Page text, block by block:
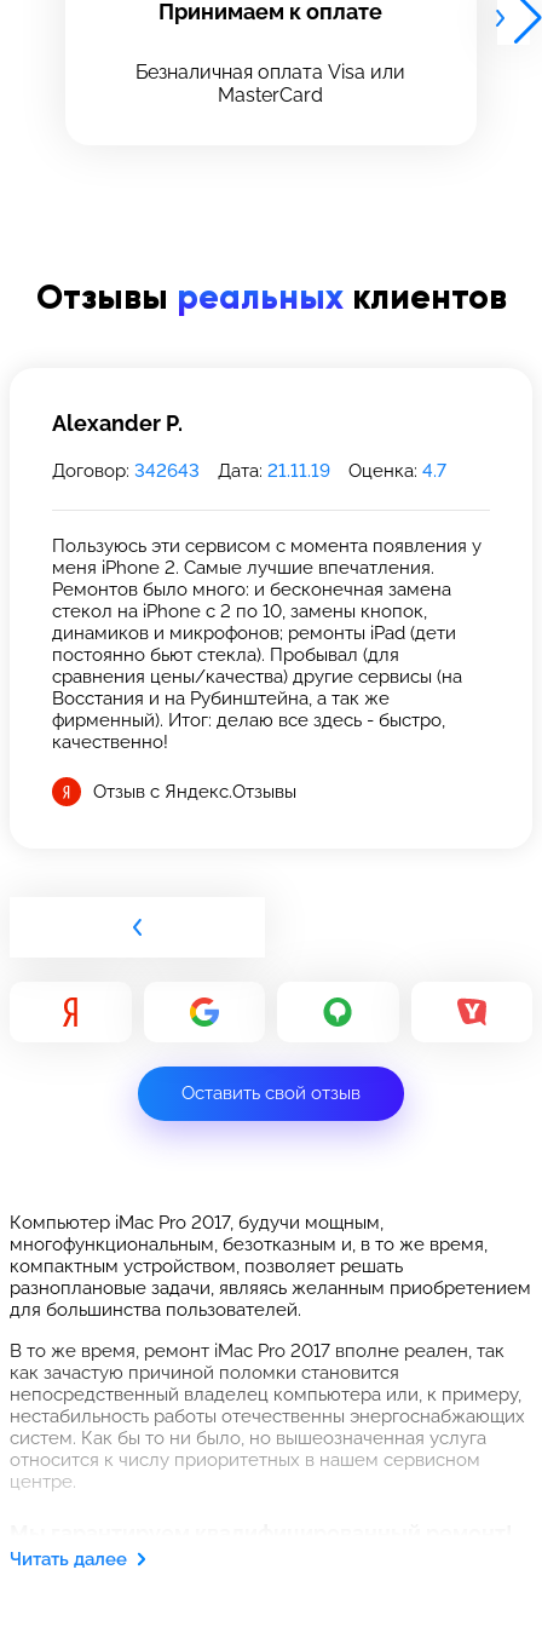
Принимаем к оплате
Безналичная оплата Visa или
MasterCard
Отзывы реальныхклиентов
Alexander P.
Договор: 342643 Дата: 21.11.19 Оценка: 4.7
Пользуюсь эти сервисом с момента появления у
меня iPhone 2. Самые лучшие впечатления.
Ремонтов было много: и бесконечная замена
стекол на iPhone с 2 по 10, замены кнопок,
динамиков и микрофонов; ремонты iPad (дети
постоянно бьют стекла). Пробывал (для
сравнения цены/качества) другие сервисы (на
Восстания и на Рубинштейна, а так же
фирменный). Итог: делаю все здесь - быстро,
качественно!
Отзыв с Яндекс.Отзывы
Оставить свой отзыв
Компьютер iMac Pro 2017, будучи мощным,
многофункциональным, безотказным и, в то же время,
компактным устройством, позволяет решать
разноплановые задачи, являясь желанным приобретением
для большинства пользователей.
В то же время, ремонт iMac Pro 2017 вполне реален, так
как зачастую причиной поломки становится
непосредственный владелец компьютера или, к примеру,
нестабильность работы отечественны энергоснабжающих
систем. Как бы то ни было, но вышеозначенная услуга
относится к числу приоритетных в нашем сервисном
центре.
Наш сервисный центр в СПб предоставит полный спектр
Читать далее
8 Красноармейская, 18